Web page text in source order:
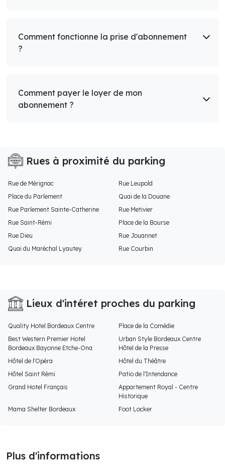
Comment fonctionne la prise d'abonnement
?
Comment payer le loyer de mon
abonnement ?
Rues à proximité du parking
Rue de Mérignac
Rue Leupold
Place du Parlement
Quai de la Douane
Rue Parlement Sainte-Catherine
Rue Metivier
Rue Saint-Rémi
Place de la Bourse
Rue Dieu
Rue Jouannet
Quai du Maréchal Lyautey
Rue Courbin
Lieux d'intéret proches du parking
Quality Hotel Bordeaux Centre
Place de la Comédie
Best Western Premier Hotel
Bordeaux Bayonne Etche-Ona
Urban Style Bordeaux Centre
Hôtel de la Presse
Hôtel de l'Opéra
Hôtel du Théâtre
Hôtel Saint Rémi
Patio de l'Intendance
Grand Hotel Français
Appartement Royal - Centre
Historique
Mama Shelter Bordeaux
Foot Locker
Plus d'informations